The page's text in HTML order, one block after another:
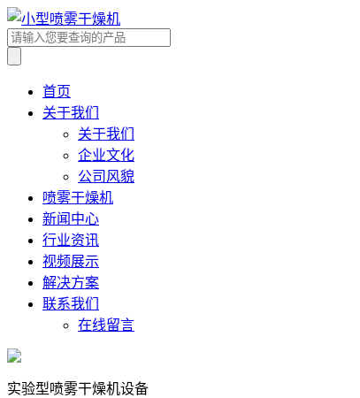
首页
关于我们
关于我们
企业文化
公司风貌
喷雾干燥机
新闻中心
行业资讯
视频展示
解决方案
联系我们
在线留言
实验型喷雾干燥机设备